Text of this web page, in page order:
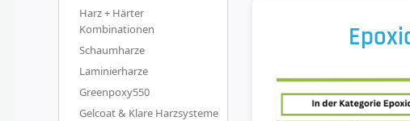
Harz + Härter
Kombinationen
Schaumharze
Laminierharze
Greenpoxy550
Gelcoat & Klare Harzsysteme